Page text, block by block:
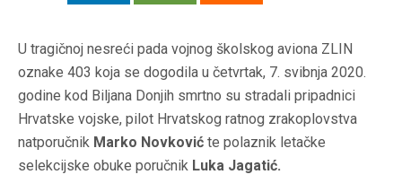
U tragičnoj nesreći pada vojnog školskog aviona ZLIN
oznake 403 koja se dogodila u četvrtak, 7. svibnja 2020.
godine kod Biljana Donjih smrtno su stradali pripadnici
Hrvatske vojske, pilot Hrvatskog ratnog zrakoplovstva
natporučnik Marko Novković te polaznik letačke
selekcijske obuke poručnik Luka Jagatić.